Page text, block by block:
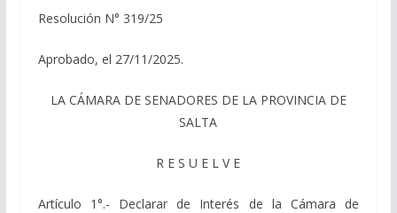
Resolución N° 319/25
Aprobado, el 27/11/2025.
LA CÁMARA DE SENADORES DE LA PROVINCIA DE
SALTA
R E S U E L V E
Artículo 1°.- Declarar de Interés de la Cámara de